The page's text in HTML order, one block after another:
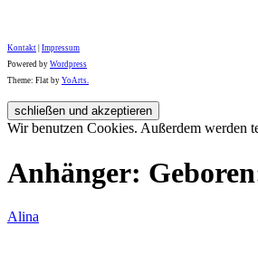
Kontakt Impressum
Powered by Wordpress
Theme: Flat by YoArts.
Wir benutzen Cookies. Außerdem werden
Anhänger:
Alina